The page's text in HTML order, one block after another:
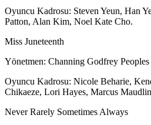
Oyuncu Kadrosu: Steven Yeun, Han
Patton, Alan Kim, Noel Kate Cho.
Miss Juneteenth
Yönetmen: Channing Godfrey Peoples
Oyuncu Kadrosu: Nicole Beharie,
Chikaeze, Lori Hayes, Marcus
Never Rarely Sometimes Always